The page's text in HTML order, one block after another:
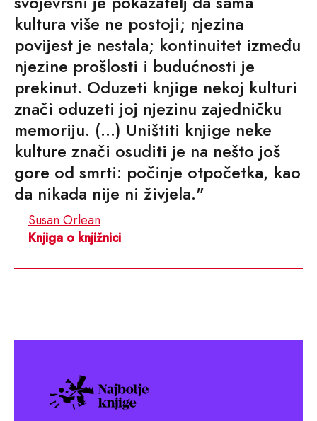
kultura više ne postoji; njezina
povijest je nestala; kontinuitet između
njezine prošlosti i budućnosti je
prekinut. Oduzeti knjige nekoj kulturi
znači oduzeti joj njezinu zajedničku
memoriju. (…) Uništiti knjige neke
kulture znači osuditi je na nešto još
gore od smrti: počinje otpočetka, kao
da nikada nije ni živjela."
Susan Orlean
Knjiga o knjižnici